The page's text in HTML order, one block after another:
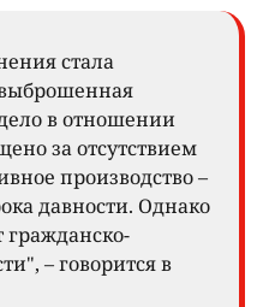
стала
в отношении
за отсутствием
производство –
давности. Однако
гражданско-
– говорится в